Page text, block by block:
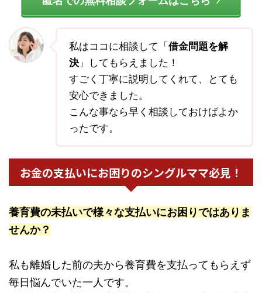
私はココに相談して「 借金問題を解
決」してもらえました！
すごく丁寧に説明してくれて、とても
安心できました。
こんな事なら早く相談しておけばよか
ったです。
お金の支払いにお困りのシングルママ必見！
養育費の未払いで様々な支払いにお困りではありま
せんか？
私も離婚した前の夫から養育費を支払ってもらえず
毎日悩んでいた一人です。